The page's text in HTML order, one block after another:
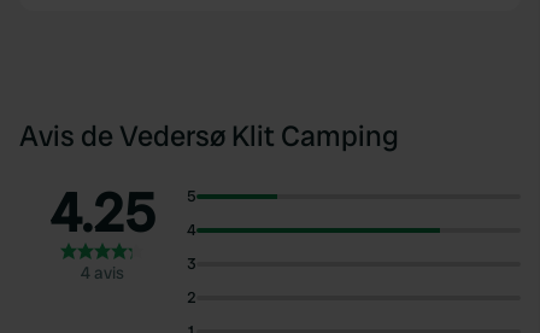
Avis de Vedersø Klit Camping
4.25
4 avis
5
4
3
2